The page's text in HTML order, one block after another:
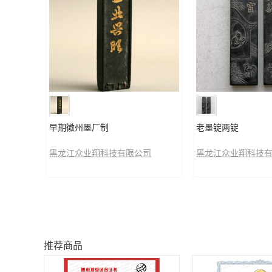
早期徽州墨厂制
黑龙江众业翔科技有限公司
老墨锭两锭
黑龙江众业翔科技
推荐商品